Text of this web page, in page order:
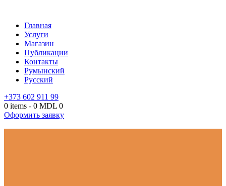
Главная
Услуги
Магазин
Публикации
Контакты
Румынский
Русский
+373 602 911 99
0 items - 0 MDL 0
Оформить заявку